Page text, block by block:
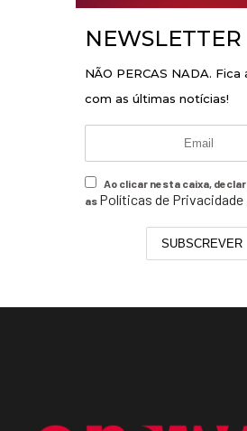
NEWSLETTER
NÃO PERCAS NADA. Fica
com as últimas notícias!
Ao clicar nesta caixa,
as Políticas de Privacidade
SUBSCREVER